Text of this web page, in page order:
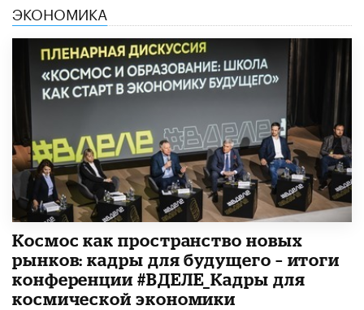
ЭКОНОМИКА
Космос как пространство новых
рынков: кадры для будущего – итоги
конференции #ВДЕЛЕ_Кадры для
космической экономики